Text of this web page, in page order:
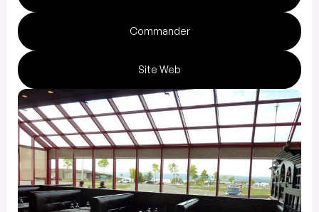
Commander
Site Web